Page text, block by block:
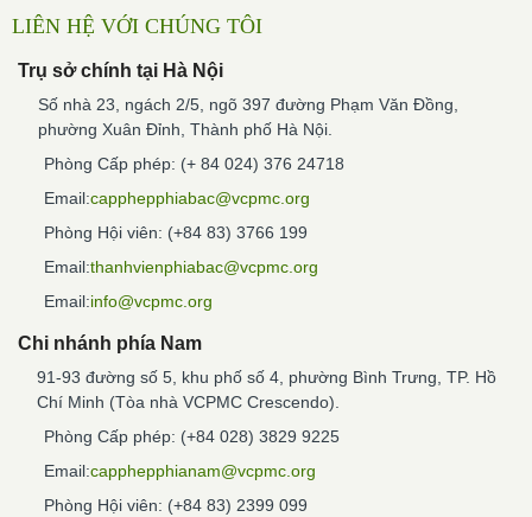
LIÊN HỆ VỚI CHÚNG TÔI
Trụ sở chính tại Hà Nội
Số nhà 23, ngách 2/5, ngõ 397 đường Phạm Văn Đồng,
phường Xuân Đỉnh, Thành phố Hà Nội.
Phòng Cấp phép: (+ 84 024) 376 24718
Email:capphepphiabac@vcpmc.org
Phòng Hội viên: (+84 83) 3766 199
Email:thanhvienphiabac@vcpmc.org
Email:info@vcpmc.org
Chi nhánh phía Nam
91-93 đường số 5, khu phố số 4, phường Bình Trưng, TP. Hồ
Chí Minh (Tòa nhà VCPMC Crescendo).
Phòng Cấp phép: (+84 028) 3829 9225
Email:capphepphianam@vcpmc.org
Phòng Hội viên: (+84 83) 2399 099